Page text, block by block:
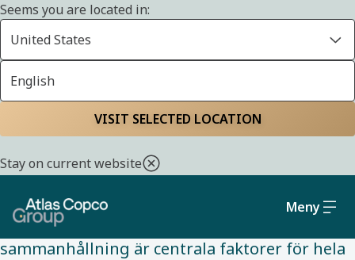
Seems you are located in:
United States
English
VISIT SELECTED LOCATION
Stay on current website
Meny
Vardagen på Atlas Copco Group
YRKESOMRÅDEN
Tillverkning med
livslångt lärande
Verksamhetsoptimering och team med stark
sammanhållning är centrala faktorer för hela